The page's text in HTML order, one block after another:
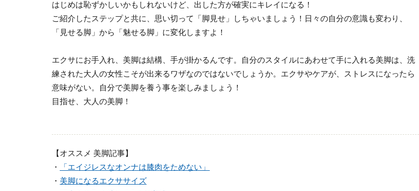
はじめは恥ずかしいかもしれないけど、 出した方が確実にキレイになる！
ご紹介したステップと共に、思い切って「脚見せ」しちゃいましょう！日々の自分の意識も変わり、
「見せる脚」から「魅せる脚」に変化しますよ！
エクサにお手入れ、美脚は結構、手が掛かるんです。自分のスタイルにあわせて手に入れる美脚は、洗
練された大人の女性こそが出来るワザなのではないでしょうか。エクサやケアが、ストレスになったら
意味がない。自分で美脚を養う事を楽しみましょう！
目指せ、大人の美脚！
【オススメ 美脚記事】
・
「エイジレスなオンナは膝肉をためない」
・ 美脚になるエクササイズ